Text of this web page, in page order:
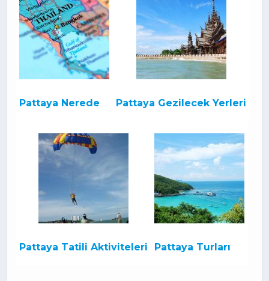
Pattaya Nerede Pattaya Gezilecek Yerleri
Pattaya Tatili Aktiviteleri Pattaya Turları